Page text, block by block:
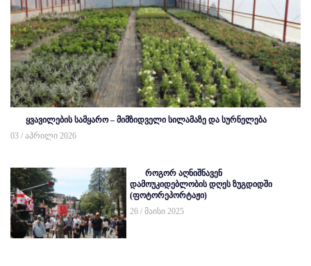
ყვავილების სამყარო – მიმზიდველი სილამაზე და სურნელება
03 / აპრილი 2026
როგორ აღნიშნავენ
დამოუკიდებლობის დღეს ზუგდიდში
(ფოტორეპორტაჟი)
26 / მაისი 2025